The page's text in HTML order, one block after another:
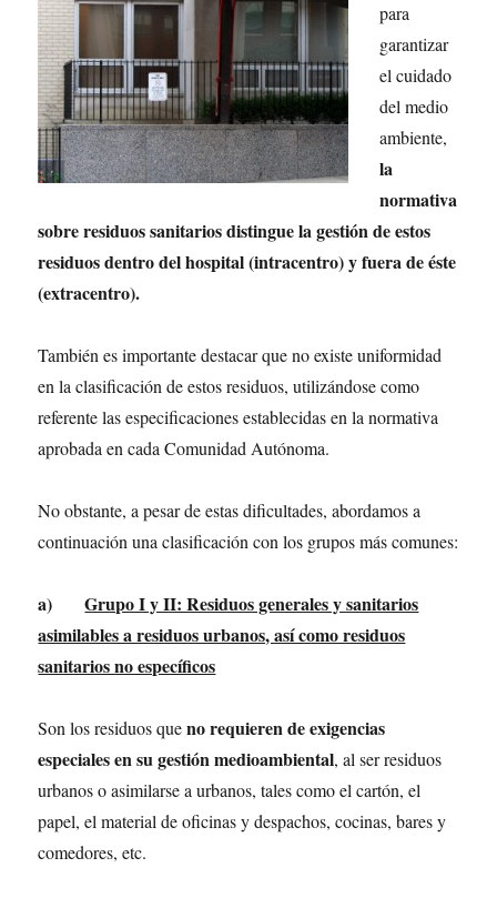
para
garantizar
el cuidado
del medio
ambiente,
la
normativa
sobre residuos sanitarios distingue la gestión de estos
residuos dentro del hospital (intracentro) y fuera de éste
(extracentro).
También es importante destacar que no existe uniformidad
en la clasificación de estos residuos, utilizándose como
referente las especificaciones establecidas en la normativa
aprobada en cada Comunidad Autónoma.
No obstante, a pesar de estas dificultades, abordamos a
continuación una clasificación con los grupos más comunes:
a)Grupo I y II: Residuos generales y sanitarios
asimilables a residuos urbanos, así como residuos
sanitarios no específicos
Son los residuos queno requieren de exigencias
especiales en su gestión medioambiental, al ser residuos
urbanos o asimilarse a urbanos, tales como el cartón, el
papel, el material de oficinas y despachos, cocinas, bares y
comedores, etc.